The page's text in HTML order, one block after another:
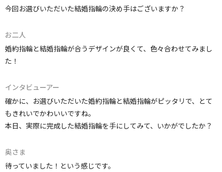
今回お選びいただいた結婚指輪の決め手はございますか？
お二人
婚約指輪と結婚指輪が合うデザインが良くて、色々合わせてみまし
た！
インタビューアー
確かに、お選びいただいた婚約指輪と結婚指輪がピッタリで、とて
もきれいでかわいいですね。
本日、実際に完成した結婚指輪を手にしてみて、いかがでしたか？
奥さま
待っていました！という感じです。